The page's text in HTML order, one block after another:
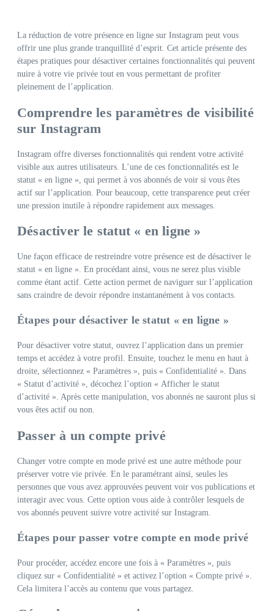
La réduction de votre présence en ligne sur Instagram peut vous
offrir une plus grande tranquillité d’esprit. Cet article présente des
étapes pratiques pour désactiver certaines fonctionnalités qui peuvent
nuire à votre vie privée tout en vous permettant de profiter
pleinement de l’application.
Comprendre les paramètres de visibilité
sur Instagram
Instagram offre diverses fonctionnalités qui rendent votre activité
visible aux autres utilisateurs. L’une de ces fonctionnalités est le
statut « en ligne », qui permet à vos abonnés de voir si vous êtes
actif sur l’application. Pour beaucoup, cette transparence peut créer
une pression inutile à répondre rapidement aux messages.
Désactiver le statut « en ligne »
Une façon efficace de restreindre votre présence est de désactiver le
statut « en ligne ». En procédant ainsi, vous ne serez plus visible
comme étant actif. Cette action permet de naviguer sur l’application
sans craindre de devoir répondre instantanément à vos contacts.
Étapes pour désactiver le statut « en ligne »
Pour désactiver votre statut, ouvrez l’application dans un premier
temps et accédez à votre profil. Ensuite, touchez le menu en haut à
droite, sélectionnez « Paramètres », puis « Confidentialité ». Dans
« Statut d’activité », décochez l’option « Afficher le statut
d’activité ». Après cette manipulation, vos abonnés ne sauront plus si
vous êtes actif ou non.
Passer à un compte privé
Changer votre compte en mode privé est une autre méthode pour
préserver votre vie privée. En le paramétrant ainsi, seules les
personnes que vous avez approuvées peuvent voir vos publications et
interagir avec vous. Cette option vous aide à contrôler lesquels de
vos abonnés peuvent suivre votre activité sur Instagram.
Étapes pour passer votre compte en mode privé
Pour procéder, accédez encore une fois à « Paramètres », puis
cliquez sur « Confidentialité » et activez l’option « Compte privé ».
Cela limitera l’accès au contenu que vous partagez.